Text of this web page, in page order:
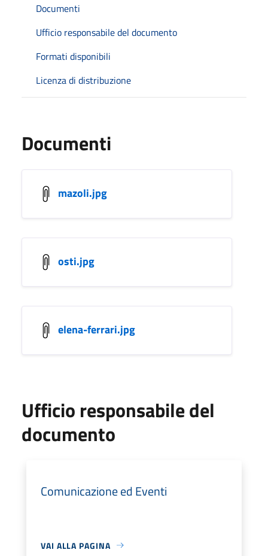
Documenti
Ufficio responsabile del documento
Formati disponibili
Licenza di distribuzione
Documenti
mazoli.jpg
osti.jpg
elena-ferrari.jpg
Ufficio responsabile del
documento
Comunicazione ed Eventi
VAI ALLA PAGINA